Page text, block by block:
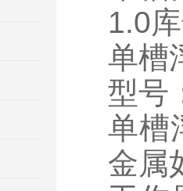
1.0
单槽
型号
单槽
金属